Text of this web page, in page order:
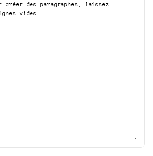
créer des paragraphes, laissez
vides.